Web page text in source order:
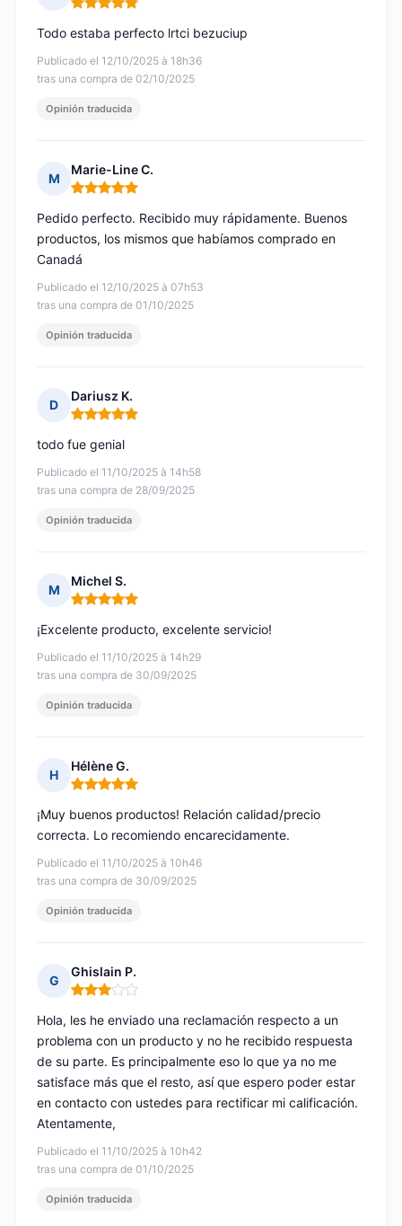
Nota: 5 de 5
Publicado el 12/10/2025 à 18h36
tras una compra de 02/10/2025
Todo estaba perfecto lrtci bezuciup
Opinión traducida
M
Marie-Line C.
Nota: 5 de 5
Publicado el 12/10/2025 à 07h53
tras una compra de 01/10/2025
Pedido perfecto. Recibido muy rápidamente. Buenos
productos, los mismos que habíamos comprado en
Canadá
Opinión traducida
D
Dariusz K.
Nota: 5 de 5
Publicado el 11/10/2025 à 14h58
tras una compra de 28/09/2025
todo fue genial
Opinión traducida
M
Michel S.
Nota: 5 de 5
Publicado el 11/10/2025 à 14h29
tras una compra de 30/09/2025
¡Excelente producto, excelente servicio!
Opinión traducida
H
Hélène G.
Nota: 5 de 5
Publicado el 11/10/2025 à 10h46
tras una compra de 30/09/2025
¡Muy buenos productos! Relación calidad/precio
correcta. Lo recomiendo encarecidamente.
Opinión traducida
G
Ghislain P.
Nota: 3 de 5
Publicado el 11/10/2025 à 10h42
tras una compra de 01/10/2025
Hola, les he enviado una reclamación respecto a un
problema con un producto y no he recibido respuesta
de su parte. Es principalmente eso lo que ya no me
satisface más que el resto, así que espero poder estar
en contacto con ustedes para rectificar mi calificación.
Atentamente,
Opinión traducida